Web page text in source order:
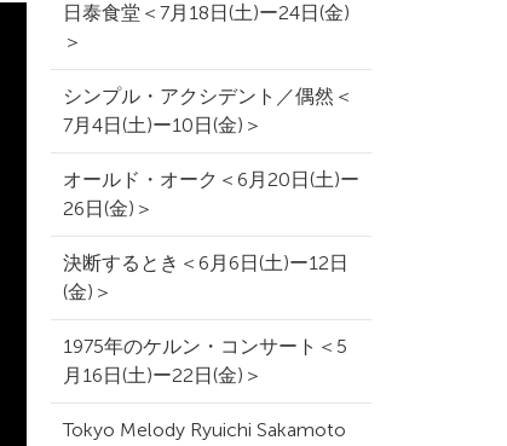
日泰食堂＜7月18日(土)ー24日(金)
＞
シンプル・アクシデント／偶然＜
7月4日(土)ー10日(金)＞
オールド・オーク＜6月20日(土)ー
26日(金)＞
決断するとき＜6月6日(土)ー12日
(金)＞
1975年のケルン・コンサート＜5
月16日(土)ー22日(金)＞
Tokyo Melody Ryuichi Sakamoto